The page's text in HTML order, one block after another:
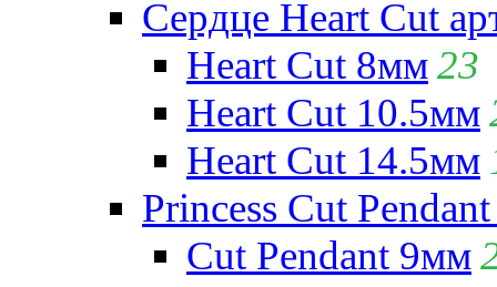
Сердце Heart Cut
Heart Cut 8мм23
Heart Cut 10.5мм
Heart Cut 14.5мм
Princess Cut
Cut Pendant 9мм